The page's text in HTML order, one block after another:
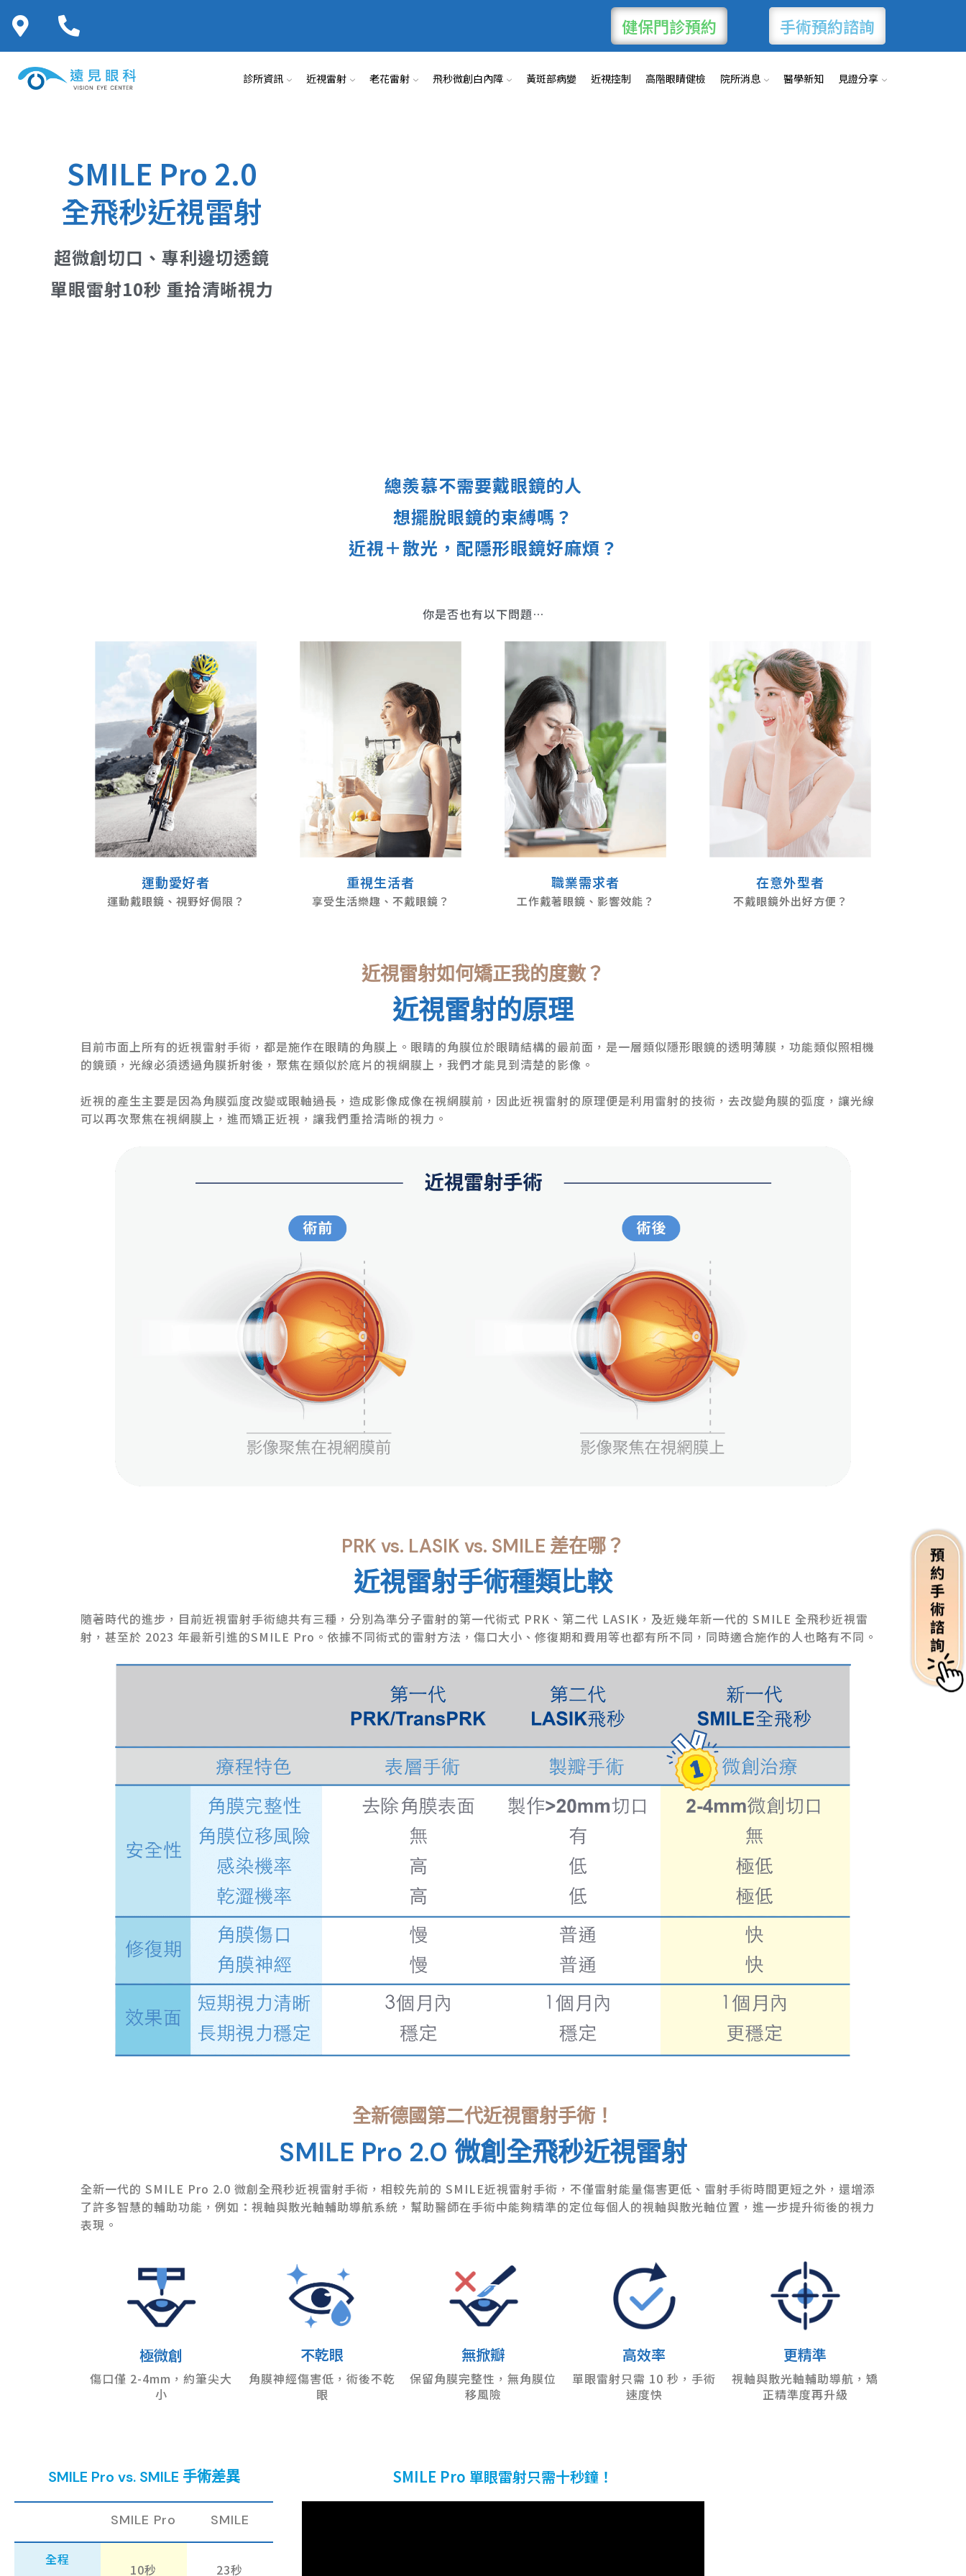
健保門診預約 手術預約諮詢
診所資訊 近視雷射 老花雷射 飛秒微創白內障 黃斑部病變 近視控制 高階眼睛健檢 院所消息 醫學新知 見證分享
SMILE Pro 2.0
全飛秒近視雷射
超微創切口、專利邊切透鏡
單眼雷射10秒 重拾清晰視力
總羨慕不需要戴眼鏡的人
想擺脫眼鏡的束縛嗎？
近視＋散光，配隱形眼鏡好麻煩？
你是否也有以下問題…
運動愛好者
運動戴眼鏡、視野好侷限？
重視生活者
享受生活樂趣、不戴眼鏡？
職業需求者
工作戴著眼鏡、影響效能？
在意外型者
不戴眼鏡外出好方便？
近視雷射如何矯正我的度數？
近視雷射的原理
目前市面上所有的近視雷射手術，都是施作在眼睛的角膜上。眼睛的角膜位於眼睛結構的最前面，是一層類似隱形眼鏡的透明薄膜，功能類似照相機
的鏡頭，光線必須透過角膜折射後，聚焦在類似於底片的視網膜上，我們才能見到清楚的影像。
近視的產生主要是因為角膜弧度改變或眼軸過長，造成影像成像在視網膜前，因此近視雷射的原理便是利用雷射的技術，去改變角膜的弧度，讓光線
可以再次聚焦在視網膜上，進而矯正近視，讓我們重拾清晰的視力。
PRK vs. LASIK vs. SMILE 差在哪？
近視雷射手術種類比較
隨著時代的進步，目前近視雷射手術總共有三種，分別為準分子雷射的第一代術式 PRK、第二代 LASIK，及近幾年新一代的 SMILE 全飛秒近視雷
射，甚至於 2023 年最新引進的SMILE Pro。依據不同術式的雷射方法，傷口大小、修復期和費用等也都有所不同，同時適合施作的人也略有不同。
全新德國第二代近視雷射手術！
SMILE Pro 2.0 微創全飛秒近視雷射
全新一代的 SMILE Pro 2.0 微創全飛秒近視雷射手術，相較先前的 SMILE近視雷射手術，不僅雷射能量傷害更低、雷射手術時間更短之外，還增添
了許多智慧的輔助功能，例如：視軸與散光軸輔助導航系統，幫助醫師在手術中能夠精準的定位每個人的視軸與散光軸位置，進一步提升術後的視力
表現。
極微創
傷口僅 2-4mm，約筆尖大
小
不乾眼
角膜神經傷害低，術後不乾
眼
無掀瓣
保留角膜完整性，無角膜位
移風險
高效率
單眼雷射只需 10 秒，手術
速度快
更精準
視軸與散光軸輔助導航，矯
正精準度再升級
SMILE Pro vs. SMILE 手術差異
SMILE Pro SMILE
全程
10秒 23秒
SMILE Pro 單眼雷射只需十秒鐘！